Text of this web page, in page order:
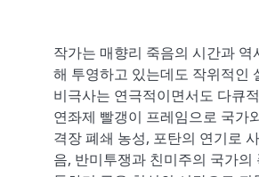
작가는 매향리 죽음의 시간과 역
해 투영하고 있는데도 작위적인
비극사는 연극적이면서도 다큐
연좌제 빨갱이 프레임으로 국가
격장 폐쇄 농성, 포탄의 연기로
음, 반미투쟁과 친미주의 국가